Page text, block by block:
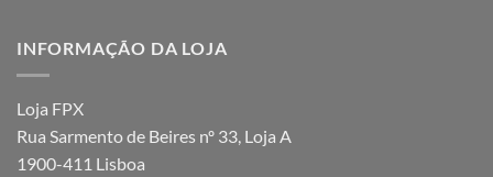
INFORMAÇÃO DA LOJA
Loja FPX
Rua Sarmento de Beires nº 33, Loja A
1900-411 Lisboa